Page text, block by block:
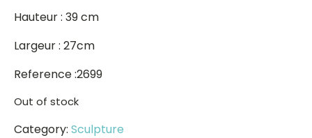
Hauteur : 39 cm
Largeur : 27cm
Reference :2699
Out of stock
Category: Sculpture